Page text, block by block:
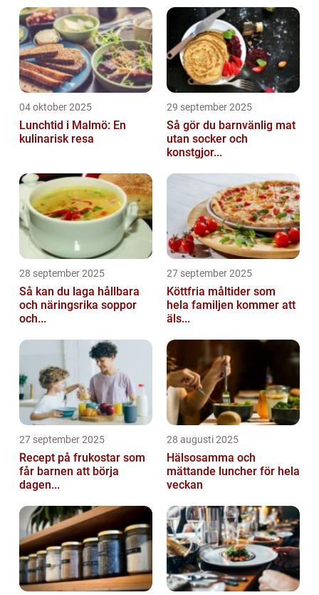
04 oktober 2025
Lunchtid i Malmö: En
kulinarisk resa
29 september 2025
Så gör du barnvänlig mat
utan socker och
konstgjor...
28 september 2025
Så kan du laga hållbara
och näringsrika soppor
och...
27 september 2025
Köttfria måltider som
hela familjen kommer att
äls...
27 september 2025
Recept på frukostar som
får barnen att börja
dagen...
28 augusti 2025
Hälsosamma och
mättande luncher för hela
veckan